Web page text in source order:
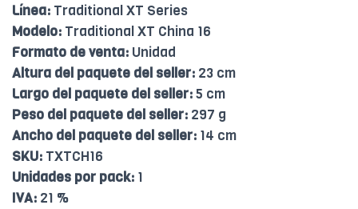
Línea: Traditional XT Series
Modelo: Traditional XT China 16
Formato de venta: Unidad
Altura del paquete del seller: 23 cm
Largo del paquete del seller:5 cm
Peso del paquete del seller: 297 g
Ancho del paquete del seller: 14 cm
SKU: TXTCH16
Unidades por pack: 1
IVA: 21 %